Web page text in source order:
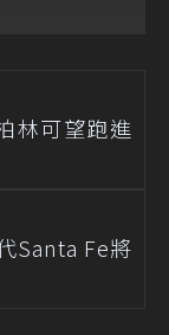
林可望跑進
Santa Fe將